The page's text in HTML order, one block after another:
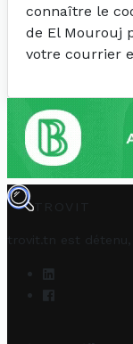
connaître le
de El Mourouj
votre courrier
TROVIT
trovit.tn est